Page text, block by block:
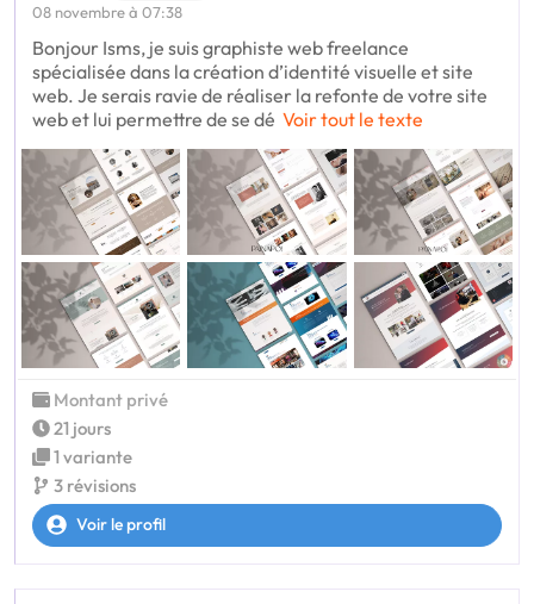
08 novembre à 07:38
Bonjour Isms, je suis graphiste web freelance
spécialisée dans la création d’identité visuelle et site
web. Je serais ravie de réaliser la refonte de votre site
web et lui permettre de se dé Voir tout le texte
Montant privé
21 jours
1 variante
3 révisions
Voir le profil